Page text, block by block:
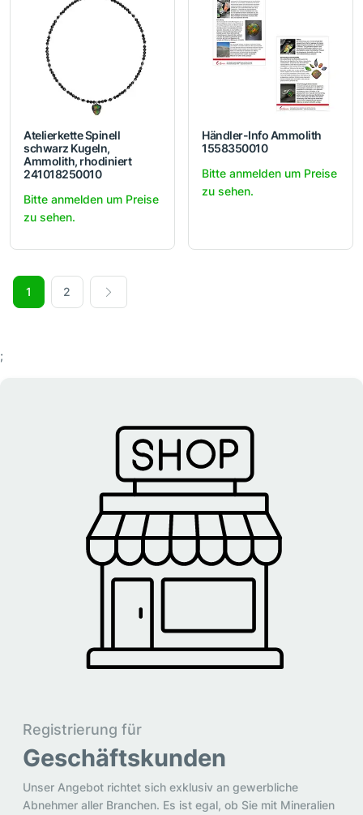
Atelierkette Spinell
schwarz Kugeln,
Ammolith, rhodiniert
241018250010
Bitte anmelden um Preise
zu sehen.
Händler-Info Ammolith
1558350010
Bitte anmelden um Preise
zu sehen.
1 2
;
Registrierung für
Geschäftskunden
Unser Angebot richtet sich exklusiv an gewerbliche
Abnehmer aller Branchen. Es ist egal, ob Sie mit Mineralien